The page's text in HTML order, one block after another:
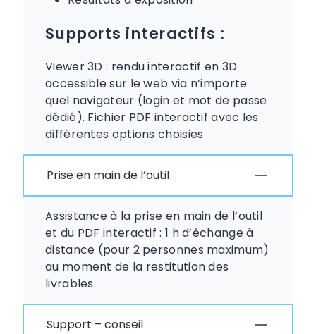
Supports interactifs :
Viewer 3D : rendu interactif en 3D
accessible sur le web via n’importe
quel navigateur (login et mot de passe
dédié). Fichier PDF interactif avec les
différentes options choisies
Prise en main de l’outil
Assistance à la prise en main de l’outil
et du PDF interactif : 1 h d’échange à
distance (pour 2 personnes maximum)
au moment de la restitution des
livrables.
Support – conseil